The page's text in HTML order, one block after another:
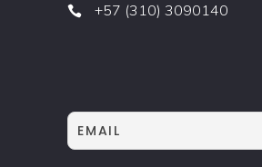
+57 (310) 3090140